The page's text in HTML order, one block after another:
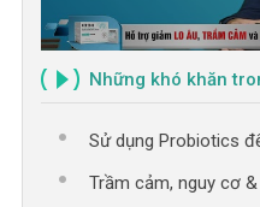
Những khó khăn
Sử dụng Probiotics
Trầm cảm, nguy cơ